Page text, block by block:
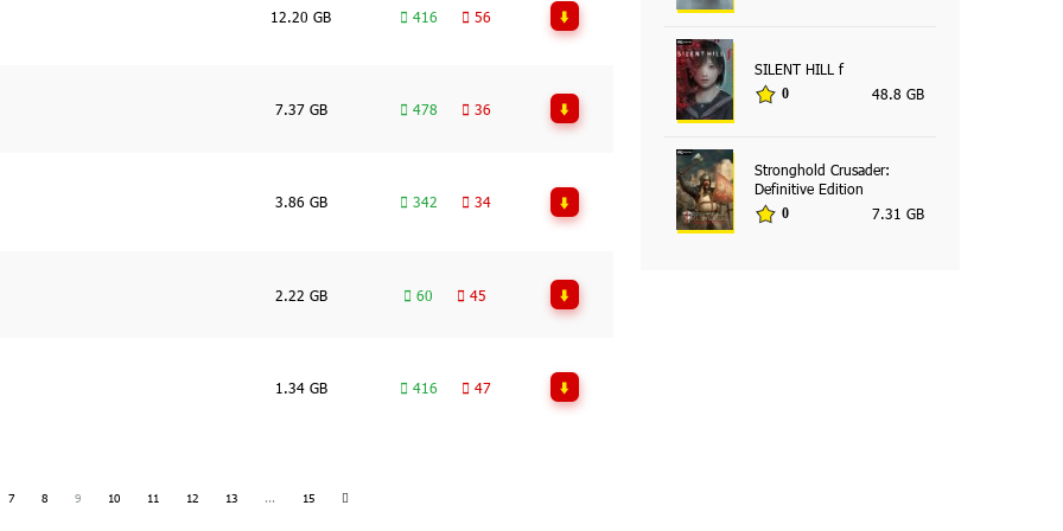
12.20 GB 416 56
7.37 GB 478 36
3.86 GB 342 34
2.22 GB 60 45
1.34 GB 416 47
7 8 9 10 11 12 13 ... 15
SILENT HILL f
0 48.8 GB
Stronghold Crusader:
Definitive Edition
0 7.31 GB